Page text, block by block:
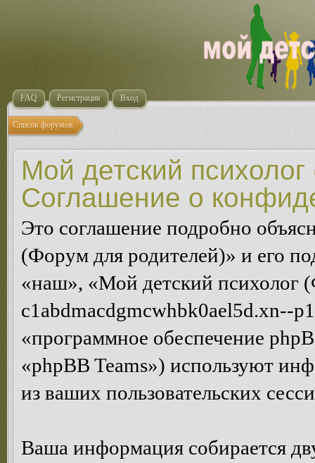
FAQ Регистрация Вход
Список форумов
Мой детский
Соглашение о
Это соглашение подробно
(Форум для родителей)» и его
«наш», «Мой детский психолог
c1abdmacdgmcwhbk0ael5d.xn--
«программное обеспечение
«phpBB Teams») используют
из ваших пользовательских
Ваша информация собирается